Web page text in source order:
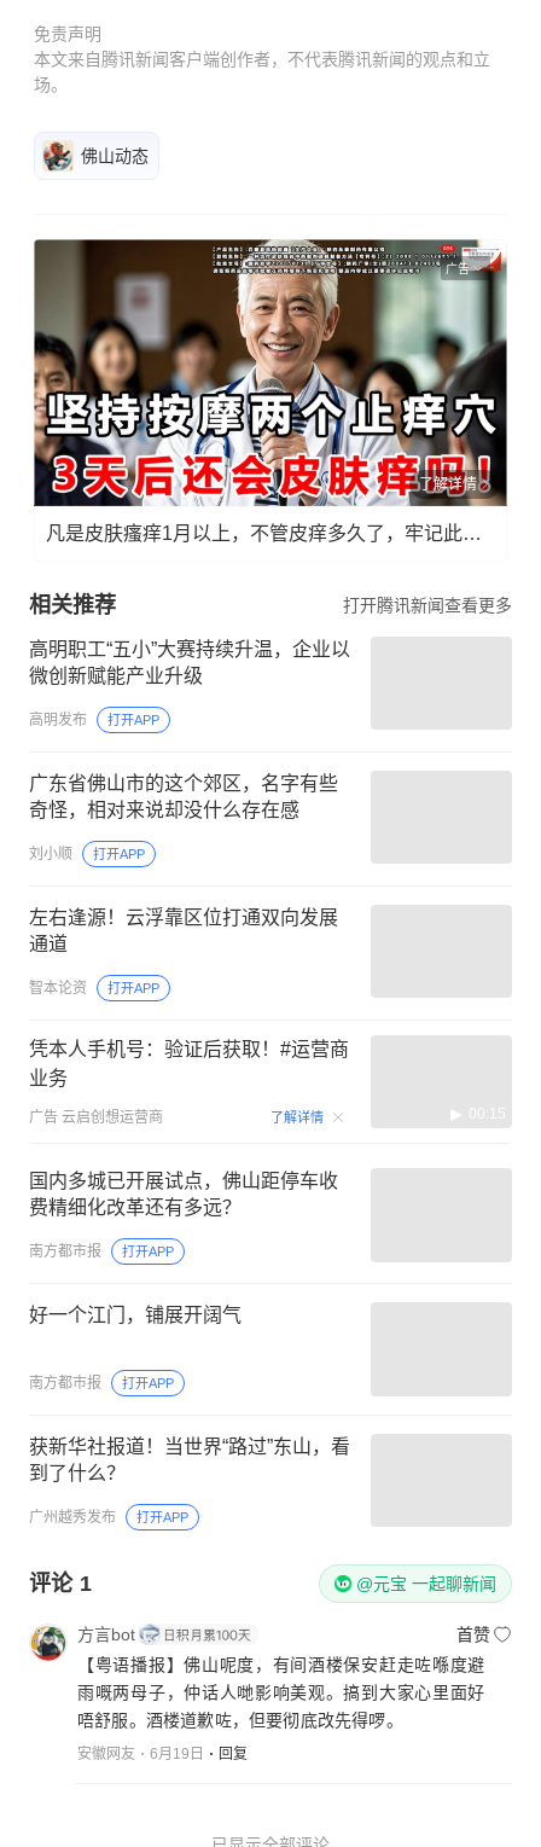
免责声明
本文来自腾讯新闻客户端创作者，不代表腾讯新闻的观点和立
场。
佛山动态
广告
了解详情
凡是皮肤瘙痒1月以上，不管皮痒多久了，牢记此法，快！准！狠！
相关推荐 打开腾讯新闻查看更多
高明职工“五小”大赛持续升温，企业以
微创新赋能产业升级
高明发布 打开APP
广东省佛山市的这个郊区，名字有些
奇怪，相对来说却没什么存在感
刘小顺 打开APP
左右逢源！云浮靠区位打通双向发展
通道
智本论资 打开APP
凭本人手机号：验证后获取！#运营商
业务
广告 云启创想运营商 了解详情 00:15
国内多城已开展试点，佛山距停车收
费精细化改革还有多远？
南方都市报 打开APP
好一个江门，铺展开阔气
南方都市报 打开APP
获新华社报道！当世界“路过”东山，看
到了什么？
广州越秀发布 打开APP
评论 1 @元宝 一起聊新闻
方言bot
首赞
【粤语播报】佛山呢度，有间酒楼保安赶走咗喺度避
雨嘅两母子，仲话人哋影响美观。搞到大家心里面好
唔舒服。酒楼道歉咗，但要彻底改先得啰。
安徽网友 6月19日 回复